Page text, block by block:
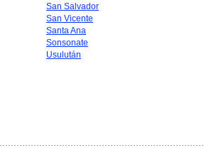
San Salvador
San Vicente
Santa Ana
Sonsonate
Usulután